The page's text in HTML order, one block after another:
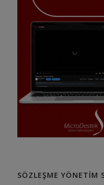
SÖZLEŞME YÖNETIM